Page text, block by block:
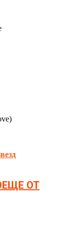
ЕЩЕ ОТ